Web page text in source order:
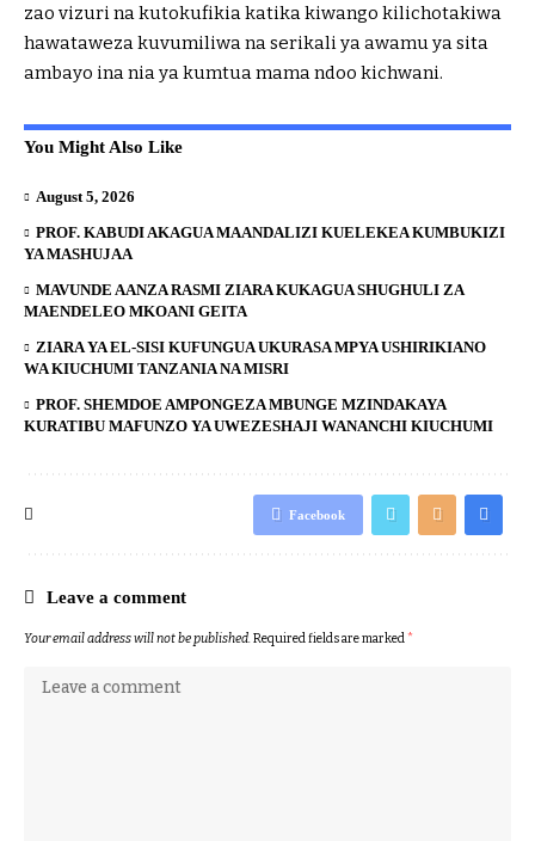
zao vizuri na kutokufikia katika kiwango kilichotakiwa
hawataweza kuvumiliwa na serikali ya awamu ya sita
ambayo ina nia ya kumtua mama ndoo kichwani.
You Might Also Like
August 5, 2026
PROF. KABUDI AKAGUA MAANDALIZI KUELEKEA KUMBUKIZI
YA MASHUJAA
MAVUNDE AANZA RASMI ZIARA KUKAGUA SHUGHULI ZA
MAENDELEO MKOANI GEITA
ZIARA YA EL-SISI KUFUNGUA UKURASA MPYA USHIRIKIANO
WA KIUCHUMI TANZANIA NA MISRI
PROF. SHEMDOE AMPONGEZA MBUNGE MZINDAKAYA
KURATIBU MAFUNZO YA UWEZESHAJI WANANCHI KIUCHUMI
Facebook
Leave a comment
Your email address will not be published. Required fields are marked *